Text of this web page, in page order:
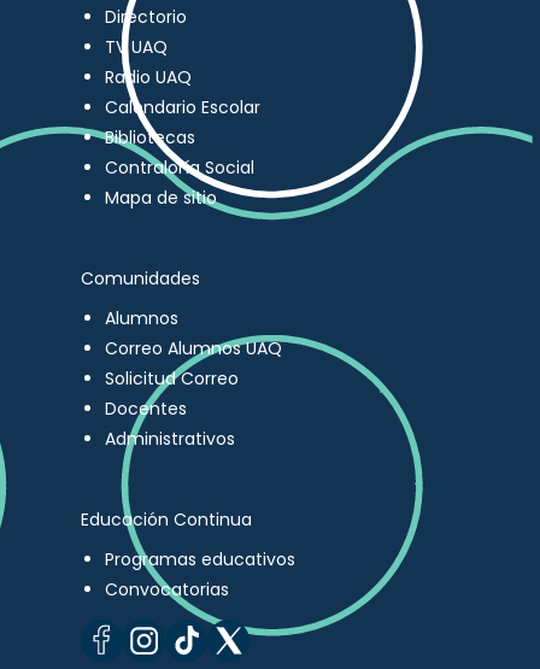
Directorio
TV UAQ
Radio UAQ
Calendario Escolar
Bibliotecas
Contraloría Social
Mapa de sitio
Comunidades
Alumnos
Correo Alumnos UAQ
Solicitud Correo
Docentes
Administrativos
Educación Continua
Programas educativos
Convocatorias